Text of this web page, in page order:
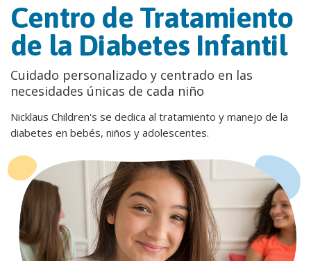
Centro de Tratamiento
de la Diabetes Infantil
Cuidado personalizado y centrado en las
necesidades únicas de cada niño
Nicklaus Children's se dedica al tratamiento y manejo de la
diabetes en bebés, niños y adolescentes.